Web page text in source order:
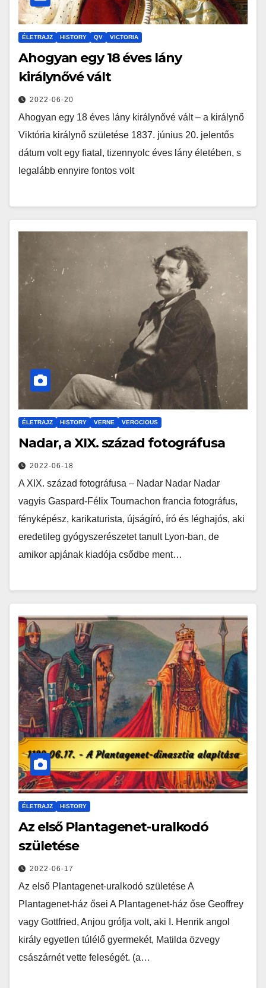
ÉLETRAJZ HISTORY QV VICTORIA
Ahogyan egy 18 éves lány
királynővé vált
2022-06-20
Ahogyan egy 18 éves lány királynővé vált – a királynő
Viktória királynő születése 1837. június 20. jelentős
dátum volt egy fiatal, tizennyolc éves lány életében, s
legalább ennyire fontos volt
ÉLETRAJZ HISTORY VERNE VEROCIOUS
Nadar, a XIX. század fotográfusa
2022-06-18
A XIX. század fotográfusa – Nadar Nadar Nadar
vagyis Gaspard-Félix Tournachon francia fotográfus,
fényképész, karikaturista, újságíró, író és léghajós, aki
eredetileg gyógyszerészetet tanult Lyon-ban, de
amikor apjának kiadója csődbe ment…
ÉLETRAJZ HISTORY
Az első Plantagenet-uralkodó
születése
2022-06-17
Az első Plantagenet-uralkodó születése A
Plantagenet-ház ősei A Plantagenet-ház őse Geoffrey
vagy Gottfried, Anjou grófja volt, aki I. Henrik angol
király egyetlen túlélő gyermekét, Matilda özvegy
császárnét vette feleségét. (a…